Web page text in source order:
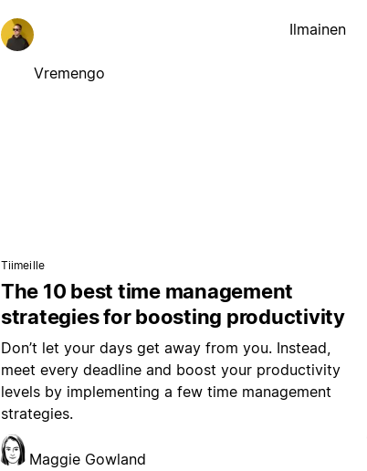
Vremengo
Ilmainen
Tiimeille
The 10 best time management
strategies for boosting productivity
Don’t let your days get away from you. Instead,
meet every deadline and boost your productivity
levels by implementing a few time management
strategies.
Maggie Gowland